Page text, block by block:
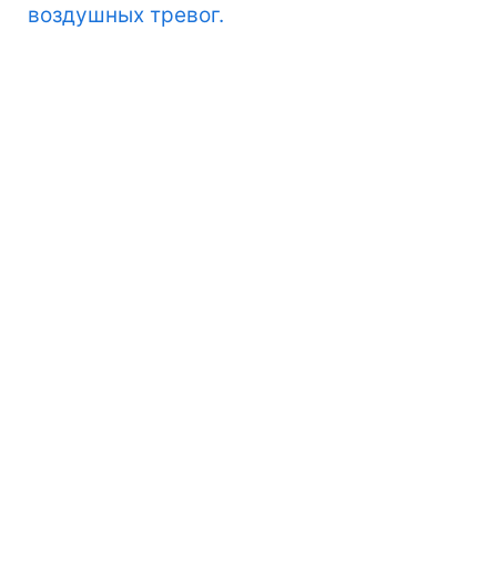
воздушных тревог.